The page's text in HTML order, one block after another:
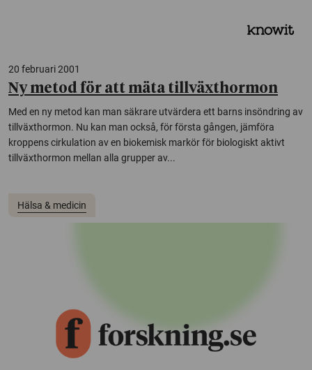
20 februari 2001
Ny metod för att mäta tillväxthormon
Med en ny metod kan man säkrare utvärdera ett barns insöndring av
tillväxthormon. Nu kan man också, för första gången, jämföra
kroppens cirkulation av en biokemisk markör för biologiskt aktivt
tillväxthormon mellan alla grupper av...
Hälsa & medicin